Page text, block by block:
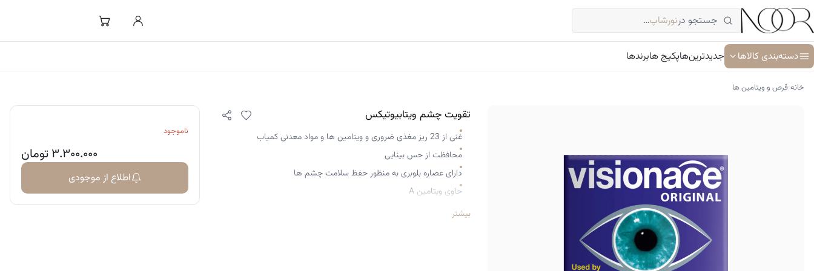
رفتن
به
محتوا
جستجو درنورشاپ…
دسته‌بندی کالاها
جوان کننده و ضد پیری پوست
جدیدترین‌هاپکیج هابرندها
خانه›قرص و ویتامین ها
تقویت چشم ویتابیوتیکس
غنی از 23 ریز مغذی ضروری و ویتامین ها و مواد معدنی کمیاب
محافظت از حس بینایی
دارای عصاره بلوبری به منظور حفظ سلامت چشم ها
حاوی ویتامین A
کمک به حفظ غشا های مخاطی با کمک ویتامین های A، B2 و B3بیشتر
ناموجود
۳.۳۰۰.۰۰۰تومان
اطلاع از موجودی